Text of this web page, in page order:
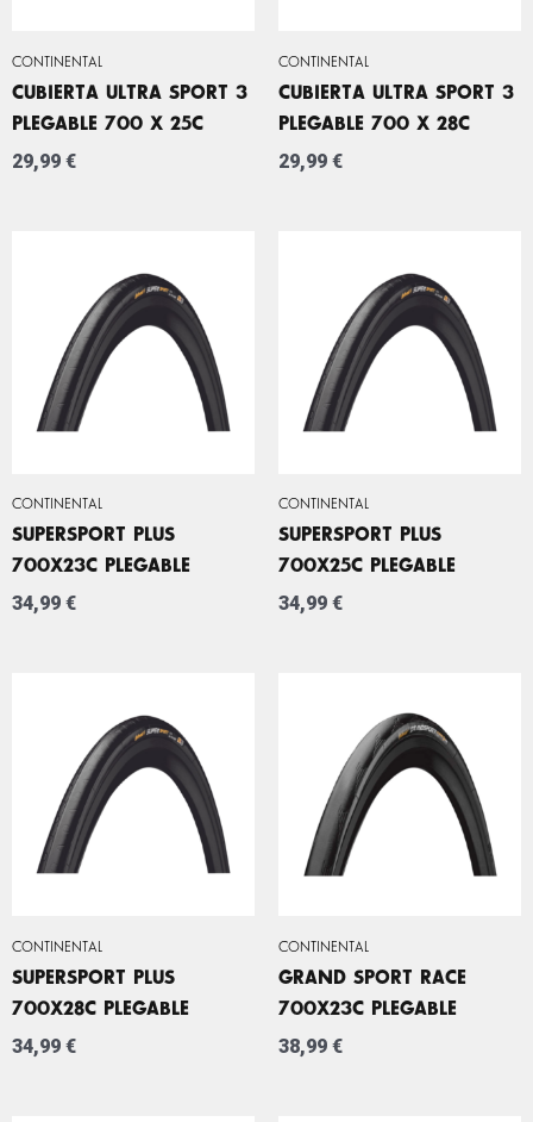
CONTINENTAL
CUBIERTA ULTRA SPORT 3
PLEGABLE 700 X 25C
29,99 €
CONTINENTAL
CUBIERTA ULTRA SPORT 3
PLEGABLE 700 X 28C
29,99 €
CONTINENTAL
SUPERSPORT PLUS
700X23C PLEGABLE
34,99 €
CONTINENTAL
SUPERSPORT PLUS
700X25C PLEGABLE
34,99 €
CONTINENTAL
SUPERSPORT PLUS
700X28C PLEGABLE
34,99 €
CONTINENTAL
GRAND SPORT RACE
700X23C PLEGABLE
38,99 €